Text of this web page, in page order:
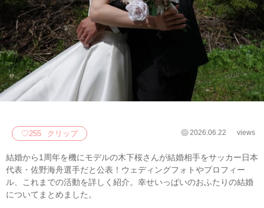
♡255 クリップ 2026.06.22 views
結婚から1周年を機にモデルの木下桜さんが結婚相手をサッカー日本
代表・佐野海舟選手だと公表！ウェディングフォトやプロフィー
ル、これまでの活動を詳しく紹介。幸せいっぱいのおふたりの結婚
についてまとめました。